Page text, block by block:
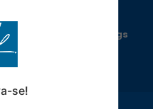
todo dia com Blogs
se!